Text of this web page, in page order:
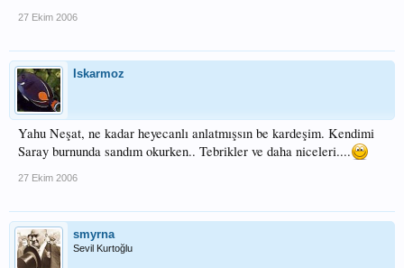
27 Ekim 2006
Iskarmoz
Yahu Neşat, ne kadar heyecanlı anlatmışsın be kardeşim. Kendimi
Saray burnunda sandım okurken.. Tebrikler ve daha niceleri....
27 Ekim 2006
smyrna
Sevil Kurtoğlu